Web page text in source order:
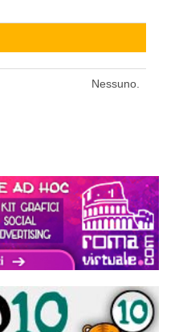
Nessuno.